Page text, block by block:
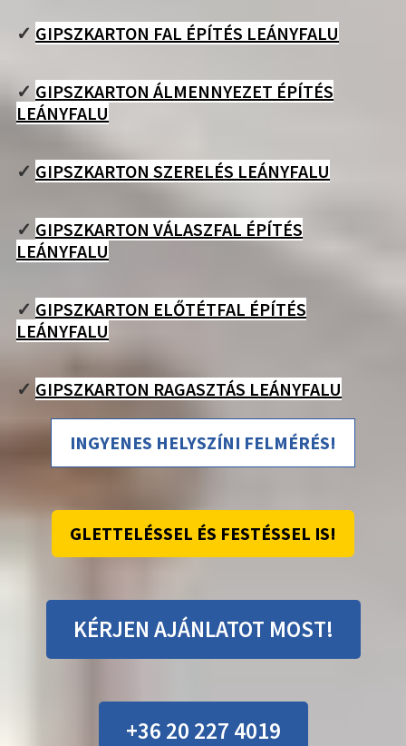
✓ GIPSZKARTON FAL ÉPÍTÉS LEÁNYFALU
✓ GIPSZKARTON ÁLMENNYEZET ÉPÍTÉS
LEÁNYFALU
✓ GIPSZKARTON SZERELÉS LEÁNYFALU
✓ GIPSZKARTON VÁLASZFAL ÉPÍTÉS
LEÁNYFALU
✓ GIPSZKARTON ELŐTÉTFAL ÉPÍTÉS
LEÁNYFALU
✓ GIPSZKARTON RAGASZTÁS LEÁNYFALU
INGYENES HELYSZÍNI FELMÉRÉS!
GLETTELÉSSEL ÉS FESTÉSSEL IS!
KÉRJEN AJÁNLATOT MOST!
+36 20 227 4019